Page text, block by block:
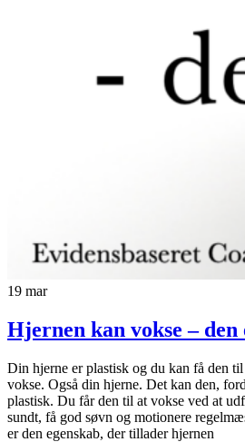
19 mar
Hjernen kan vokse –
Din hjerne er plastisk og du kan få den
vokse. Også din hjerne. Det kan den,
plastisk. Du får den til at vokse ved at
sundt, få god søvn og motionere
er den egenskab, der tillader hjernen